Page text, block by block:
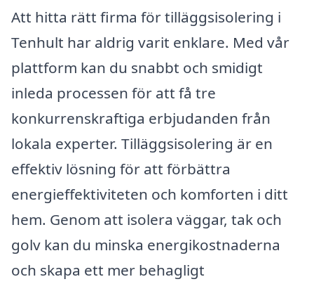
Att hitta rätt firma för tilläggsisolering i
Tenhult har aldrig varit enklare. Med vår
plattform kan du snabbt och smidigt
inleda processen för att få tre
konkurrenskraftiga erbjudanden från
lokala experter. Tilläggsisolering är en
effektiv lösning för att förbättra
energieffektiviteten och komforten i ditt
hem. Genom att isolera väggar, tak och
golv kan du minska energikostnaderna
och skapa ett mer behagligt